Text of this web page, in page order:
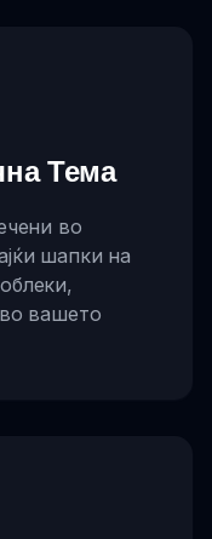
Тема
во
шапки на
вашето